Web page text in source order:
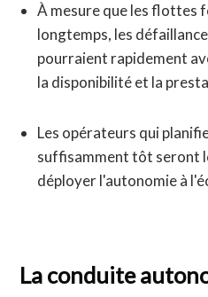
À mesure que les flottes
longtemps, les
pourraient rapidement
la disponibilité et la
Les opérateurs qui
suffisamment tôt seront
déployer l'autonomie à
La conduite